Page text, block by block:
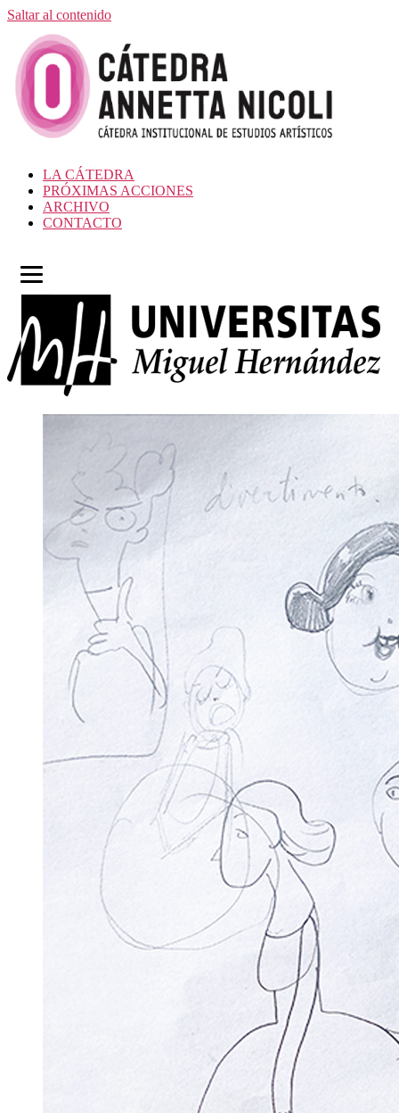
Saltar al contenido
LA CÁTEDRA
PRÓXIMAS ACCIONES
ARCHIVO
CONTACTO